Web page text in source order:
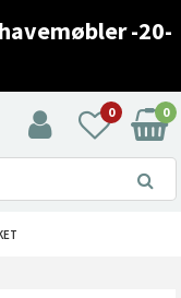
-20-
0 0